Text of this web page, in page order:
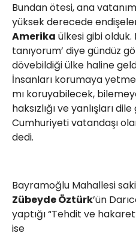
Bundan ötesi, ana
yüksek derecede
Amerika ülkesi gibi olduk.
tanıyorum’ diye gündüz
dövebildiği ülke haline
İnsanları korumaya
mı koruyabilecek,
haksızlığı ve yanlışları
Cumhuriyeti vatandaşı
dedi.
Bayramoğlu Mahallesi
Zübeyde Öztürk’ün
yaptığı “Tehdit ve
ise